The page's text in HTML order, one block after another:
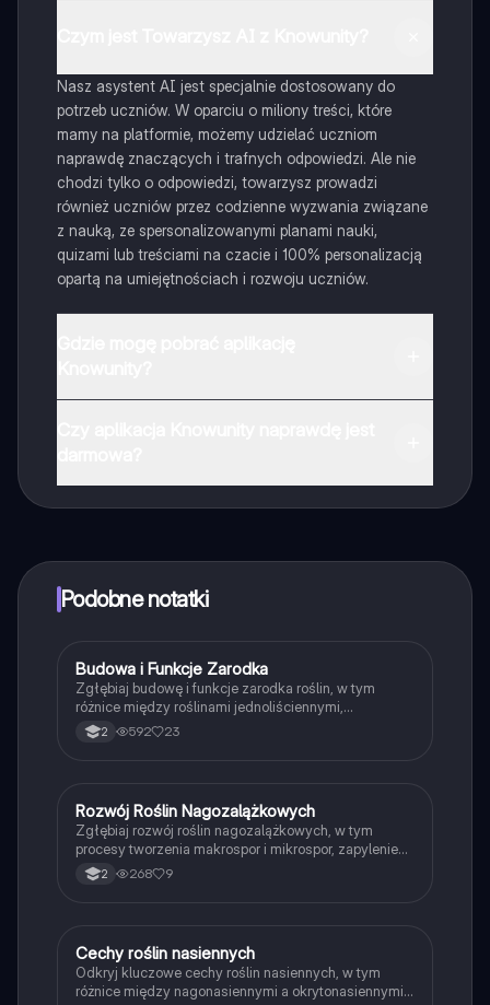
Nasz asystent AI jest specjalnie dostosowany do
potrzeb uczniów. W oparciu o miliony treści, które
mamy na platformie, możemy udzielać uczniom
naprawdę znaczących i trafnych odpowiedzi. Ale nie
chodzi tylko o odpowiedzi, towarzysz prowadzi
również uczniów przez codzienne wyzwania związane
z nauką, ze spersonalizowanymi planami nauki,
quizami lub treściami na czacie i 100% personalizacją
opartą na umiejętnościach i rozwoju uczniów.
które również możesz otrzymać za darmo. Dodatkowo
oferujemy usługę Knowunity Premium, która pozwala
Podobne notatki
Biologia
Budowa i Funkcje Zarodka
Zgłębiaj budowę i funkcje zarodka roślin, w tym
różnice między roślinami jednoliściennymi,
dwuliściennymi oraz nagozalnymi. Dowiedz się o
strukturze nasion, bielmie oraz etapach kiełkowania.
2 592 23
Biologia
Rozwój Roślin Nagozalążkowych
Zgłębiaj rozwój roślin nagozalążkowych, w tym
procesy tworzenia makrospor i mikrospor, zapylenie
oraz budowę szyszek. Dowiedz się o znaczeniu
nagozalążkowych w ekosystemach oraz ich cechach
2 268 9
Biologia
Cechy roślin nasiennych
Odkryj kluczowe cechy roślin nasiennych, w tym
różnice między nagonasiennymi a okrytonasiennymi.